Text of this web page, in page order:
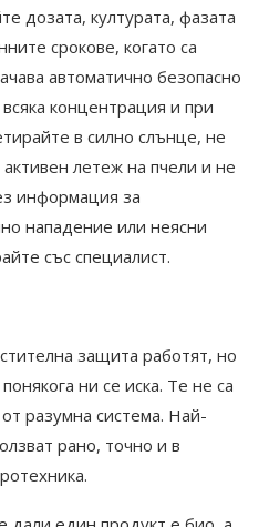
дозата, културата, фазата
срокове, когато са
автоматично безопасно
концентрация и при
в силно слънце, не
летеж на пчели и не
информация за
нападение или неясни
със специалист.
защита работят, но
ни се иска. Те не са
разумна система. Най-
рано, точно и в